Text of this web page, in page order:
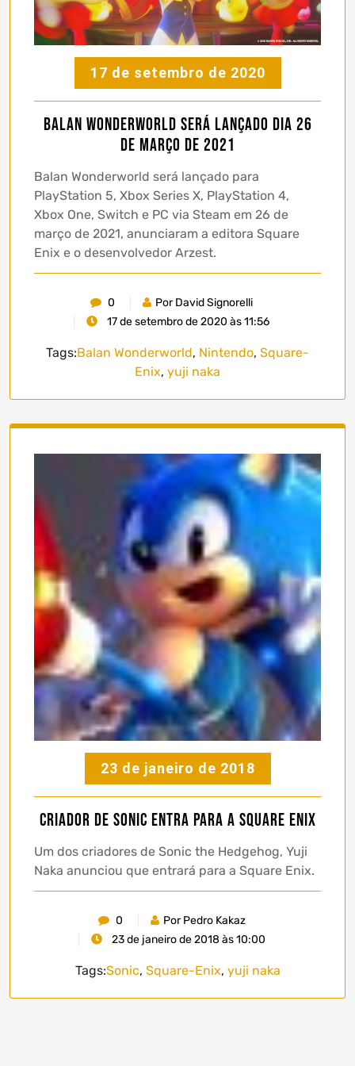
17 de setembro de 2020
Balan Wonderworld será lançado dia 26
de Março de 2021
Balan Wonderworld será lançado para
PlayStation 5, Xbox Series X, PlayStation 4,
Xbox One, Switch e PC via Steam em 26 de
março de 2021, anunciaram a editora Square
Enix e o desenvolvedor Arzest.
0
Por David Signorelli
17 de setembro de 2020 às 11:56
Tags:Balan Wonderworld, Nintendo, Square-
Enix, yuji naka
23 de janeiro de 2018
Criador de Sonic entra para a Square Enix
Um dos criadores de Sonic the Hedgehog, Yuji
Naka anunciou que entrará para a Square Enix.
0
Por Pedro Kakaz
23 de janeiro de 2018 às 10:00
Tags:Sonic, Square-Enix, yuji naka